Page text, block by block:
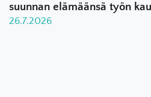
suunnan elämäänsä työn
26.7.2026